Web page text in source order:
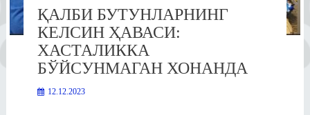
ҚАЛБИ БУТУНЛАРНИНГ
КЕЛСИН ҲАВАСИ:
ХАСТАЛИККА
БЎЙСУНМАГАН ХОНАНДА
12.12.2023